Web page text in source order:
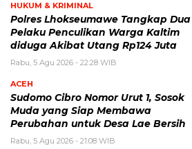
HUKUM & KRIMINAL
Polres Lhokseumawe Tangkap Dua
Pelaku Penculikan Warga Kaltim
diduga Akibat Utang Rp124 Juta
Rabu, 5 Agu 2026 - 22:28 WIB
ACEH
Sudomo Cibro Nomor Urut 1, Sosok
Muda yang Siap Membawa
Perubahan untuk Desa Lae Bersih
Rabu, 5 Agu 2026 - 21:08 WIB